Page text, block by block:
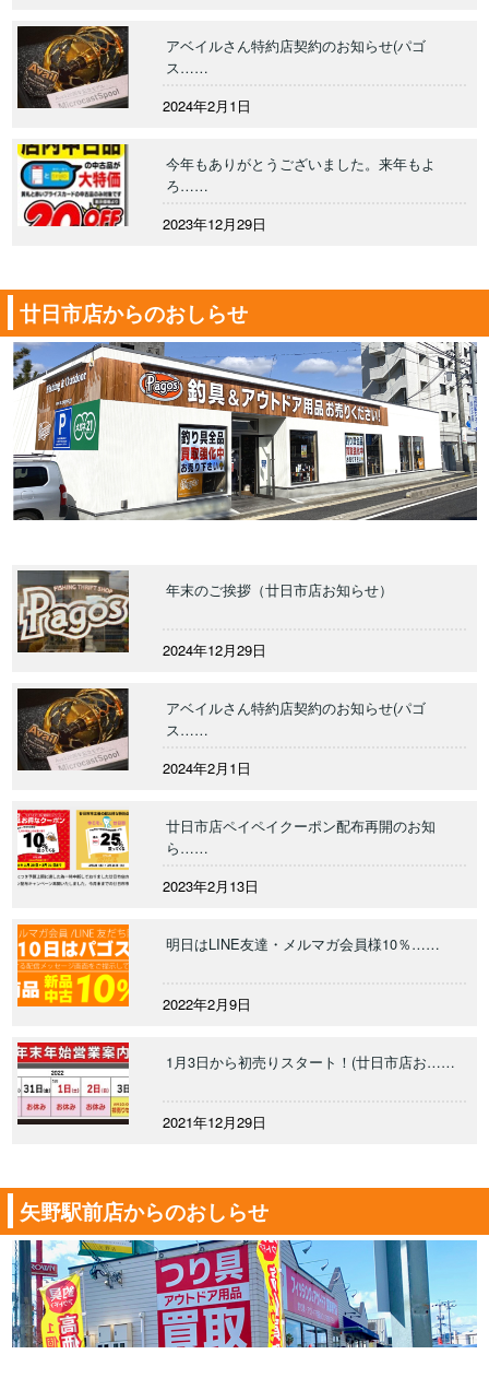
アベイルさん特約店契約のお知らせ(パゴ
ス……
2024年2月1日
今年もありがとうございました。来年もよ
ろ……
2023年12月29日
廿日市店からのおしらせ
年末のご挨拶（廿日市店お知らせ）
2024年12月29日
アベイルさん特約店契約のお知らせ(パゴ
ス……
2024年2月1日
廿日市店ペイペイクーポン配布再開のお知
ら……
2023年2月13日
明日はLINE友達・メルマガ会員様10％……
2022年2月9日
1月3日から初売りスタート！(廿日市店お……
2021年12月29日
矢野駅前店からのおしらせ